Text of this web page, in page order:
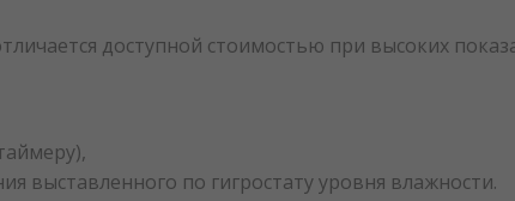
доступной стоимостью при высоких
выставленного по гигростату уровня влажности.